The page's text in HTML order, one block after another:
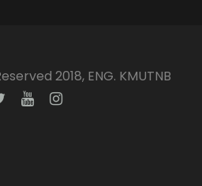
2018, ENG. KMUTNB